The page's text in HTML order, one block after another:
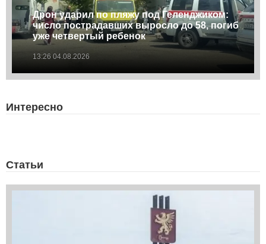
Дрон ударил по пляжу под Геленджиком:
число пострадавших выросло до 58, погиб
уже четвертый ребенок
13:26 04.08.2026
Интересно
Статьи